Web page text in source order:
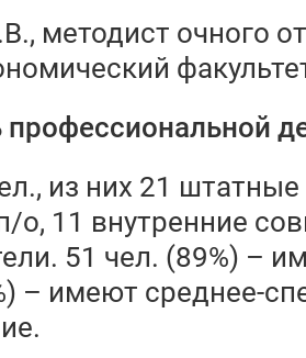
методист очного
профессиональной
из них 21
о, 11 внутренние
51 чел. (89%) –
– имеют среднее-